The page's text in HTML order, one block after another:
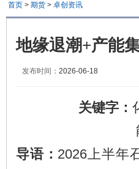
首页> 期货> 卓创资讯
地缘退潮+产能
发布时间： 2026-06-18
关键字：
导语： 2026上半年